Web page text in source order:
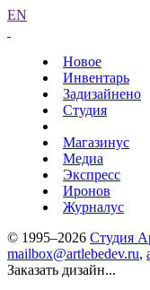
EN
Новое
Инвентарь
Задизайнено
Студия
Магазинус
Медиа
Экспресс
Иронов
Журналус
© 1995–2026 Студия
mailbox@artlebedev.ru,
Заказать дизайн...